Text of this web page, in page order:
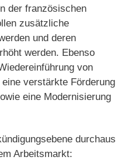
der französischen
zusätzliche
und deren
werden. Ebenso
von
verstärkte Förderung
eine Modernisierung
durchaus
Arbeitsmarkt: